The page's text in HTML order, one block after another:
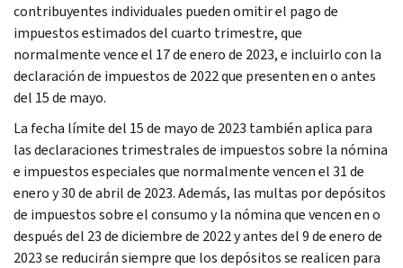
contribuyentes individuales pueden omitir el pago de
impuestos estimados del cuarto trimestre, que
normalmente vence el 17 de enero de 2023, e incluirlo con la
declaración de impuestos de 2022 que presenten en o antes
del 15 de mayo.
La fecha límite del 15 de mayo de 2023 también aplica para
las declaraciones trimestrales de impuestos sobre la nómina
e impuestos especiales que normalmente vencen el 31 de
enero y 30 de abril de 2023. Además, las multas por depósitos
de impuestos sobre el consumo y la nómina que vencen en o
después del 23 de diciembre de 2022 y antes del 9 de enero de
2023 se reducirán siempre que los depósitos se realicen para